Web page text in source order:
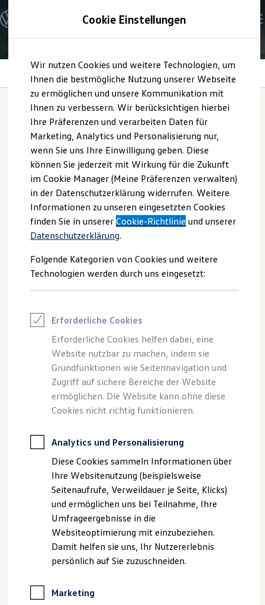
Hauptinhalt
springen
Footer
springen
Modelle und Konfigurator
Konfigurator
Modelle vergleichen
Elektroautos
ENERGY Sondermodelle
Nutzfahrzeuge
SUV und CUV
Familienautos
Kombis
Kompaktwagen
Sportwagen
Schnell verfügbare Fahrzeuge
Angebote und Produkte
Aktuelle Angebote
E-Auto-Förderung
Volkswagen Marktplatz
Die ENERGY Sondermodelle
Junge Gebrauchtwagen und Gebrauchtwagen
Volkswagen Zertifizierte Gebrauchtwagen
Elektromobilität bei Gebrauchtwagen
Saisonangebote
Reifenpakete
Leasing
Leasing-Angebote
Elektroauto Leasing
Kleinwagen-Leasing
Leasing ohne Anzahlung
Finanzierung
Autokredit mit Schlussrate
Versicherungen und Garantien
Kfz-Versicherung
Restschuldversicherungen
Garantien
Professional Class bei Volkswagen
Behörden
Direktkunden
Sonderfahrzeuge
Anpfiff zum Gewinn
Elektromobilität
Elektroautos
ID. Tutorials
Elektrofahrzeugkonzepte
ID. EVERY1
Reichweite
Rekuperation
Laden von Smartphones
Laden von Smartphones
Verbleibende Zeit,
Nutzungsbedingungen
Datenschutzerklärungen
Cookie-Richtlinie
Lizenzhinweise Dritter
Angaben zum Digital Services Act (DSA)
EU Data Act
Produktsicherheitsinformationen
Vertrag Widerrufen
Disclaimer von Volkswagen AG
Die in dieser Darstellung gezeigten Fahrzeuge und
Ausstattungen können in einzelnen Details vom aktuellen
deutschen Lieferprogramm abweichen. Abgebildet sind
teilweise Sonderausstattungen der Fahrzeuge gegen
Mehrpreis.
Bitte beachten Sie auch unseren Konfigurator für eine
Übersicht der aktuell verfügbaren Modelle und Ausstattungen.
Die angegebenen Verbrauchs- und Emissionswerte beziehen
des Angebots, sondern dienen allein Vergleichszwecken
Cookie Einstellungen
Wir nutzen Cookies und weitere Technologien, um
Ihnen die bestmögliche Nutzung unserer Webseite
zu ermöglichen und unsere Kommunikation mit
Ihnen zu verbessern. Wir berücksichtigen hierbei
Ihre Präferenzen und verarbeiten Daten für
Marketing, Analytics und Personalisierung nur,
wenn Sie uns Ihre Einwilligung geben. Diese
können Sie jederzeit mit Wirkung für die Zukunft
im Cookie Manager (Meine Präferenzen verwalten)
in der Datenschutzerklärung widerrufen. Weitere
Informationen zu unseren eingesetzten Cookies
finden Sie in unsererCookie-Richtlinie und unserer
Datenschutzerklärung.
Folgende Kategorien von Cookies und weitere
Technologien werden durch uns eingesetzt:
Erforderliche Cookies
Erforderliche Cookies helfen dabei, eine
Website nutzbar zu machen, indem sie
Grundfunktionen wie Seitennavigation und
Zugriff auf sichere Bereiche der Website
ermöglichen. Die Website kann ohne diese
Cookies nicht richtig funktionieren.
Analytics und Personalisierung
Diese Cookies sammeln Informationen über
Ihre Websitenutzung (beispielsweise
Seitenaufrufe, Verweildauer je Seite, Klicks)
und ermöglichen uns bei Teilnahme, Ihre
Umfrageergebnisse in die
Websiteoptimierung mit einzubeziehen.
Damit helfen sie uns, Ihr Nutzererlebnis
persönlich auf Sie zuzuschneiden.
Marketing